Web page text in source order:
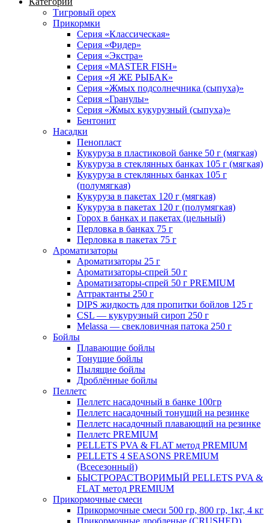
Тигровый орех
Прикормки
Серия «Классическая»
Серия «Фидер»
Серия «Экстра»
Серия «MASTER FISH»
Серия «Я ЖЕ РЫБАК»
Серия «Жмых подсолнечника (сыпуха)»
Cерия «Гранулы»
Серия «Жмых кукурузный (сыпуха)»
Бентонит
Насадки
Пенопласт
Кукуруза в пластиковой банке 50 г (мягкая)
Кукуруза в стеклянных банках 105 г (мягкая)
Кукуруза в стеклянных банках 105 г
(полумягкая)
Кукуруза в пакетах 120 г (мягкая)
Кукуруза в пакетах 120 г (полумягкая)
Горох в банках и пакетах (цельный)
Перловка в банках 75 г
Перловка в пакетах 75 г
Ароматизаторы
Ароматизаторы 25 г
Ароматизаторы-спрей 50 г
Ароматизаторы-спрей 50 г PREMIUM
Аттрактанты 250 г
DIPS жидкость для пропитки бойлов 125 г
CSL — кукурузный сироп 250 г
Melassa — свекловичная патока 250 г
Бойлы
Плавающие бойлы
Тонущие бойлы
Пылящие бойлы
Дроблённые бойлы
Пеллетс
Пеллетс насадочный в банке 100гр
Пеллетс насадочный тонущий на резинке
Пеллетс насадочный плавающий на резинке
Пеллетс PREMIUM
PELLETS PVA & FLAT метод PREMIUM
PELLETS 4 SEASONS PREMIUM
(Всесезонный)
БЫСТРОРАСТВОРИМЫЙ PELLETS PVA &
FLAT метод PREMIUM
Прикормочные смеси
Прикормочные смеси 500 гр, 800 гр, 1кг, 4 кг
Прикормочные дробленые (CRUSHED)